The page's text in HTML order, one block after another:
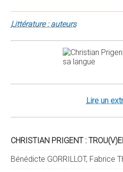
Littérature : auteurs
Lire un
CHRISTIAN PRIGENT :
Bénédicte GORRILLOT, Fabrice